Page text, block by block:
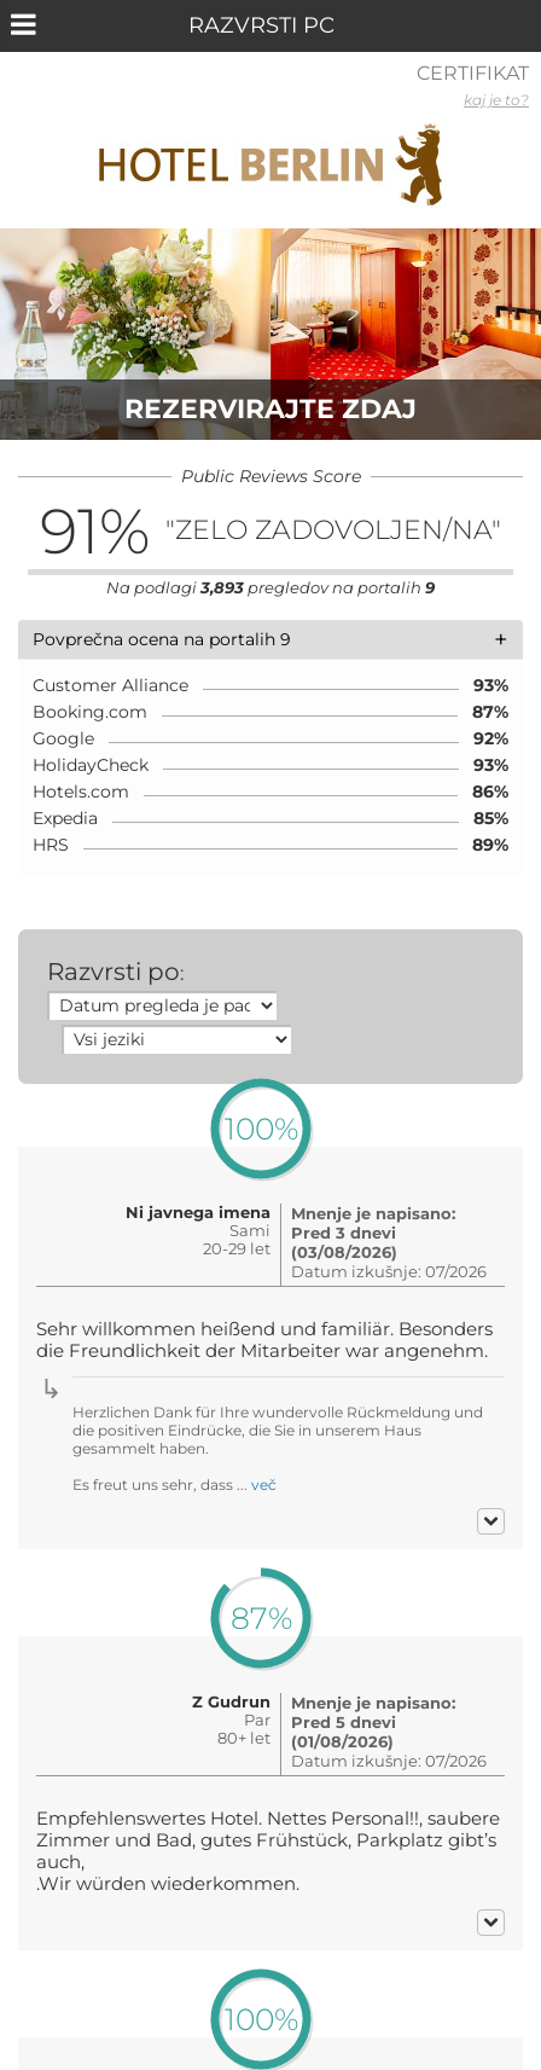
REZERVIRAJTE ZDAJ
Public Reviews Score
91% "ZELO ZADOVOLJEN/NA"
Na podlagi3,893 pregledov na portalih 9
+
Povprečna ocena na portalih 9
Customer Alliance
93%
Booking.com
87%
Google
92%
HolidayCheck
93%
Hotels.com
86%
Expedia
85%
HRS
89%
Razvrsti po:
100%
Ni javnega imena
Sami
20-29 let
Mnenje je napisano:
Pred 3 dnevi
(03/08/2026)
Datum izkušnje: 07/2026
Sehr willkommen heißend und familiär. Besonders
die Freundlichkeit der Mitarbeiter war angenehm.
Herzlichen Dank für Ihre wundervolle Rückmeldung und
die positiven Eindrücke, die Sie in unserem Haus
gesammelt haben.
Es freut uns sehr, dass ... več
87%
Z Gudrun
Par
80+ let
Mnenje je napisano:
Pred 5 dnevi
(01/08/2026)
Datum izkušnje: 07/2026
Empfehlenswertes Hotel. Nettes Personal!!, saubere
Zimmer und Bad, gutes Frühstück, Parkplatz gibt’s
auch,
.Wir würden wiederkommen.
100%
CERTIFIKAT
kaj je to?